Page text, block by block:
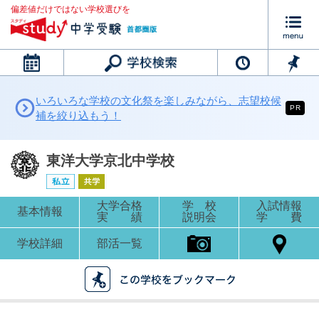
偏差値だけではない学校選びを
カレンダー
いろいろな学校の文化祭を楽しみながら、志望校候
補を絞り込もう！
PR
東洋大学京北中学校
基本情報
大学合格
実 績
学 校
説明会
入試情報
学 費
学校詳細 部活一覧